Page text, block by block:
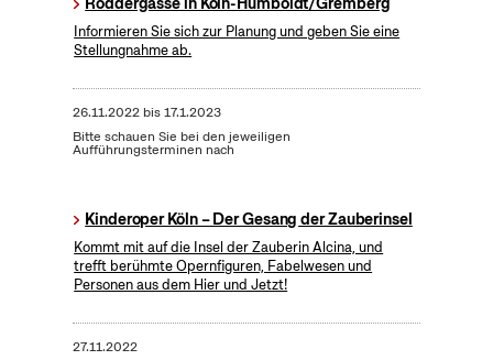
Informieren Sie sich zur Planung und geben Sie eine
Stellungnahme ab.
26.11.2022bis17.1.2023
Bitte schauen Sie bei den jeweiligen
Aufführungsterminen nach
Kinderoper Köln – Der Gesang der Zauberinsel
Kommt mit auf die Insel der Zauberin Alcina, und
trefft berühmte Opernfiguren, Fabelwesen und
Personen aus dem Hier und Jetzt!
27.11.2022